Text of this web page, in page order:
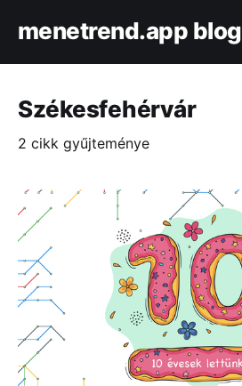
menetrend.app blog
Székesfehérvár
2 cikk gyűjteménye